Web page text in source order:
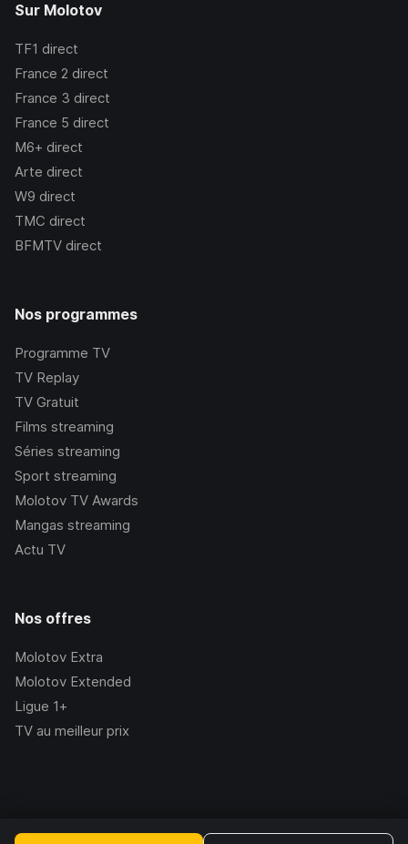
Sur Molotov
TF1 direct
France 2 direct
France 3 direct
France 5 direct
M6+ direct
Arte direct
W9 direct
TMC direct
BFMTV direct
Nos programmes
Programme TV
TV Replay
TV Gratuit
Films streaming
Séries streaming
Sport streaming
Molotov TV Awards
Mangas streaming
Actu TV
Nos offres
Molotov Extra
Molotov Extended
Ligue 1+
TV au meilleur prix